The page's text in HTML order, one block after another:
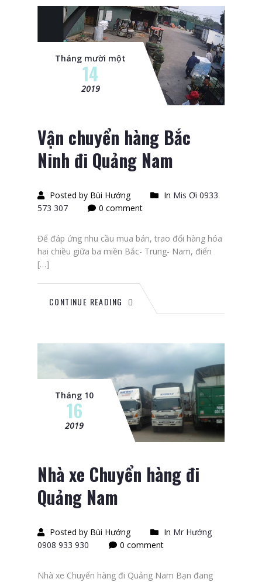
Tháng mười một
14
2019
Vận chuyển hàng Bắc
Ninh đi Quảng Nam
Posted by Bùi Hướng In Mis Ơi 0933
573 307
0 comment
Để đáp ứng nhu cầu mua bán, trao đổi hàng hóa
hai chiều giữa ba miền Bắc- Trung- Nam, điển
[…]
CONTINUE READING
Tháng 10
16
2019
Nhà xe Chuyển hàng đi
Quảng Nam
Posted by Bùi Hướng In Mr Hướng
0908 933 930
0 comment
Nhà xe Chuyển hàng đi Quảng Nam Bạn đang